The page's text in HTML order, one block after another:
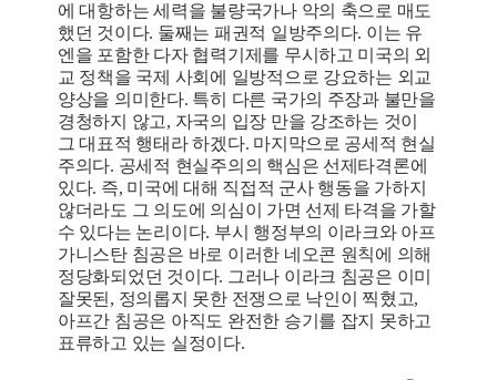
에 대항하는 세력을 불량국가나 악의 축으로 매도
했던 것이다. 둘째는 패권적 일방주의다. 이는 유
엔을 포함한 다자 협력기제를 무시하고 미국의 외
교 정책을 국제 사회에 일방적으로 강요하는 외교
양상을 의미한다. 특히 다른 국가의 주장과 불만을
경청하지 않고, 자국의 입장 만을 강조하는 것이
그 대표적 행태라 하겠다. 마지막으로 공세적 현실
주의다. 공세적 현실주의의 핵심은 선제타격론에
있다. 즉, 미국에 대해 직접적 군사 행동을 가하지
않더라도 그 의도에 의심이 가면 선제 타격을 가할
수 있다는 논리이다. 부시 행정부의 이라크와 아프
가니스탄 침공은 바로 이러한 네오콘 원칙에 의해
정당화되었던 것이다. 그러나 이라크 침공은 이미
잘못된, 정의롭지 못한 전쟁으로 낙인이 찍혔고,
아프간 침공은 아직도 완전한 승기를 잡지 못하고
표류하고 있는 실정이다.